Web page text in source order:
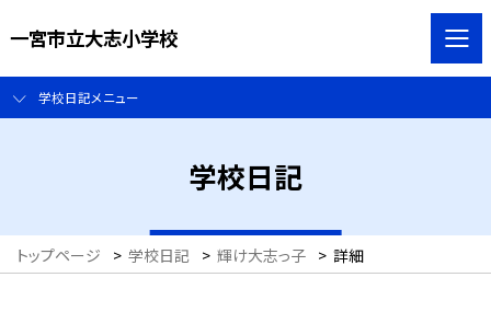
一宮市立大志小学校
学校日記メニュー
学校日記
トップページ > 学校日記 > 輝け大志っ子 > 詳細